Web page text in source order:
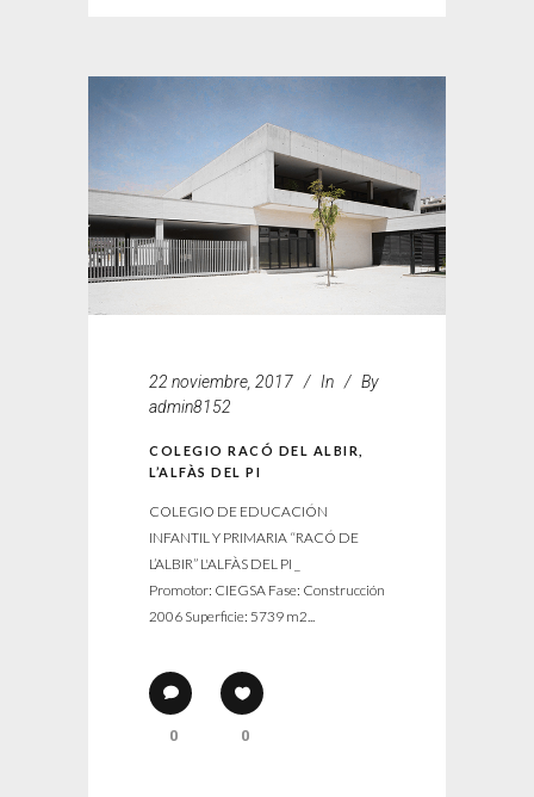
22 noviembre, 2017 In
By
admin8152
COLEGIO RACÓ DEL ALBIR,
L’ALFÀS DEL PI
COLEGIO DE EDUCACIÓN
INFANTIL Y PRIMARIA “RACÓ DE
L’ALBIR” L'ALFÀS DEL PI _
Promotor: CIEGSA Fase: Construcción
2006 Superficie: 5739 m2...
0 0